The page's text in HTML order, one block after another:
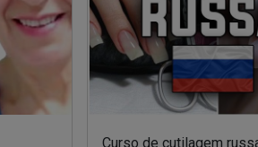
Curso de cutilagem